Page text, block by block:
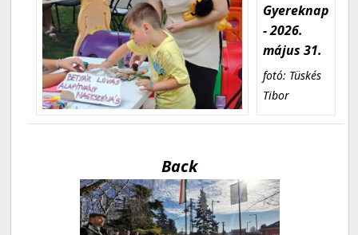
Gyereknap
- 2026.
május 31.
fotó: Tüskés
Tibor
Back